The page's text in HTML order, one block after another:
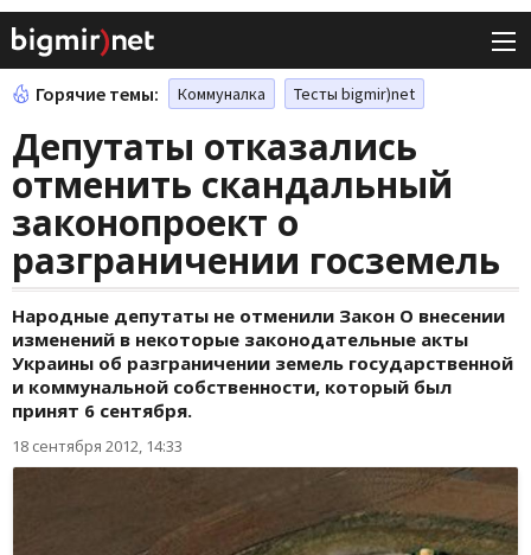
Горячие темы: Коммуналка Тесты bigmir)net
Депутаты отказались
отменить скандальный
законопроект о
разграничении госземель
Народные депутаты не отменили Закон О внесении
изменений в некоторые законодательные акты
Украины об разграничении земель государственной
и коммунальной собственности, который был
принят 6 сентября.
18 сентября 2012, 14:33